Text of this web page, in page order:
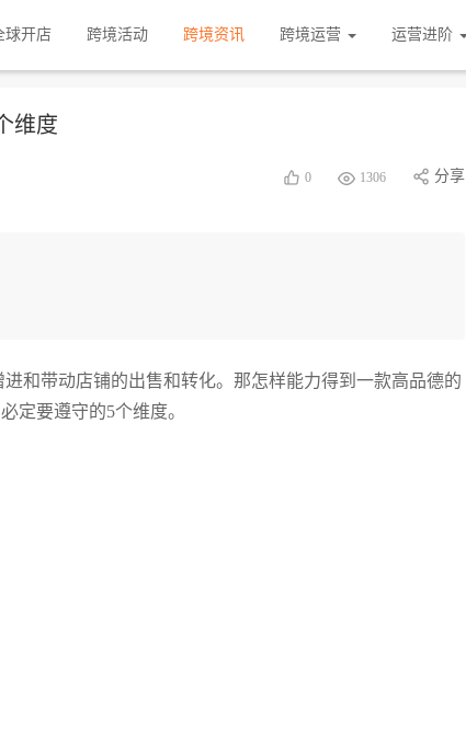
球开店 跨境活动 跨境资讯 跨境运营 运营进阶
维度
0 1306 分享
和带动店铺的出售和转化。那怎样能力得到一款高品德的
定要遵守的5个维度。